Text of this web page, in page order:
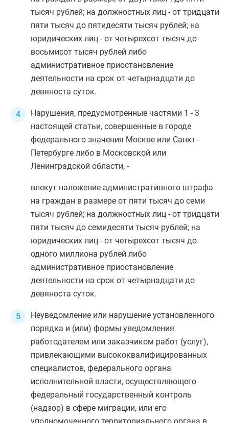
тысяч рублей; на должностных лиц - от тридцати
пяти тысяч до пятидесяти тысяч рублей; на
юридических лиц - от четырехсот тысяч до
восьмисот тысяч рублей либо
административное приостановление
деятельности на срок от четырнадцати до
девяноста суток.
Нарушения, предусмотренные частями 1 - 3
настоящей статьи, совершенные в городе
федерального значения Москве или Санкт-
Петербурге либо в Московской или
Ленинградской области, -
влекут наложение административного штрафа
на граждан в размере от пяти тысяч до семи
тысяч рублей; на должностных лиц - от тридцати
пяти тысяч до семидесяти тысяч рублей; на
юридических лиц - от четырехсот тысяч до
одного миллиона рублей либо
административное приостановление
деятельности на срок от четырнадцати до
девяноста суток.
Неуведомление или нарушение установленного
порядка и (или) формы уведомления
работодателем или заказчиком работ (услуг),
привлекающими высококвалифицированных
специалистов, федерального органа
исполнительной власти, осуществляющего
федеральный государственный контроль
(надзор) в сфере миграции, или его